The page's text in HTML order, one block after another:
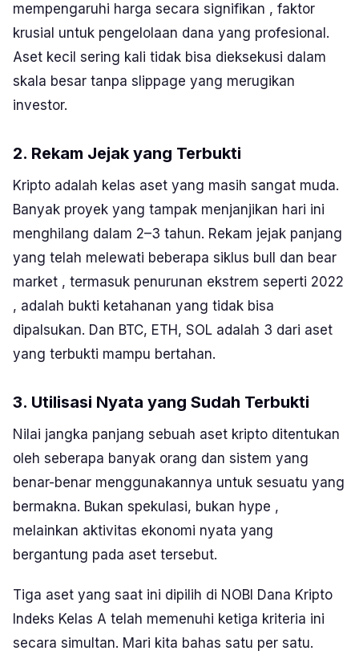
mempengaruhi harga secara signifikan , faktor
krusial untuk pengelolaan dana yang profesional.
Aset kecil sering kali tidak bisa dieksekusi dalam
skala besar tanpa slippage yang merugikan
investor.
2. Rekam Jejak yang Terbukti
Kripto adalah kelas aset yang masih sangat muda.
Banyak proyek yang tampak menjanjikan hari ini
menghilang dalam 2–3 tahun. Rekam jejak panjang
yang telah melewati beberapa siklus bull dan bear
market , termasuk penurunan ekstrem seperti 2022
, adalah bukti ketahanan yang tidak bisa
dipalsukan. Dan BTC, ETH, SOL adalah 3 dari aset
yang terbukti mampu bertahan.
3. Utilisasi Nyata yang Sudah Terbukti
Nilai jangka panjang sebuah aset kripto ditentukan
oleh seberapa banyak orang dan sistem yang
benar-benar menggunakannya untuk sesuatu yang
bermakna. Bukan spekulasi, bukan hype ,
melainkan aktivitas ekonomi nyata yang
bergantung pada aset tersebut.
Tiga aset yang saat ini dipilih di NOBI Dana Kripto
Indeks Kelas A telah memenuhi ketiga kriteria ini
secara simultan. Mari kita bahas satu per satu.